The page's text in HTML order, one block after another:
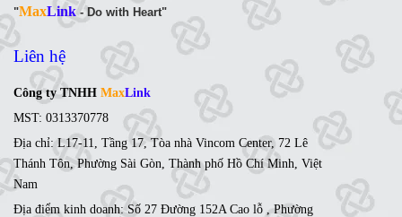
"MaxLink - Do with Heart"
Liên hệ
Công ty TNHH MaxLink
MST: 0313370778
Địa chỉ: L17-11, Tầng 17, Tòa nhà Vincom Center, 72 Lê
Thánh Tôn, Phường Sài Gòn, Thành phố Hồ Chí Minh, Việt
Nam
Địa điểm kinh doanh: Số 27 Đường 152A Cao lỗ , Phường